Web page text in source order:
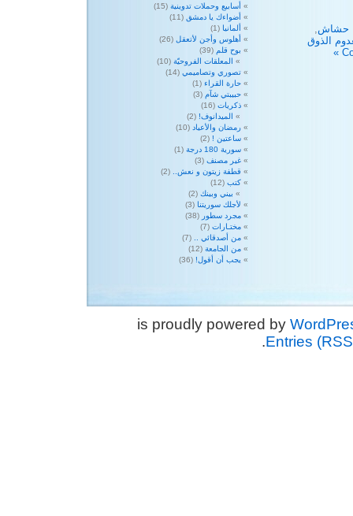
حشاش,
الذوق
أسابيع وحملات تدوينية (15)
أضواءك يا دمشق (11)
ألمانيا (1)
أهلوس وأجن لأتعقل (26)
بوح قلم (39)
المعلقات الفروحيّة (10)
تصوري وتصاميمي (14)
حارة القراء (1)
حبيبتي شآم (3)
ذكريات (16)
الميدانوف! (2)
رمضان والأعياد (10)
ساعتين ! (2)
سورية 180 درجة
(1)
غير مصنف (3)
قطفة زيتون و نعش..
(2)
كتب (12)
بيني وبينك (2)
لأجلك سوريتنا (3)
مجرد سطور (38)
مختـارات (7)
من أصدقائي ..
(7)
من الجامعة (12)
يجب أن أقول! (36)
Entries
.